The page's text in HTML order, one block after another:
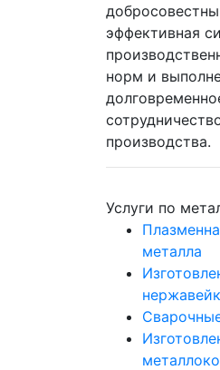
эффективная
норм и
производства.
Услуги по
металла